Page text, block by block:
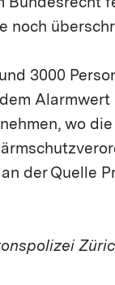
Bundesrecht
noch
3000
Alarmwert
wo die
der Quelle